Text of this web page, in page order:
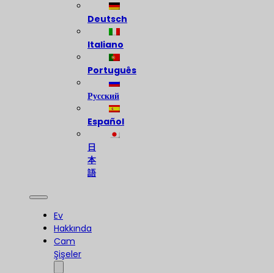
Deutsch
Italiano
Português
Русский
Español
日
本
語
Ev
Hakkında
Cam
Şişeler